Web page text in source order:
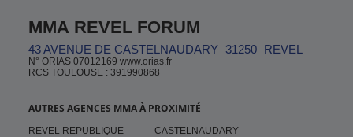
MMA REVEL FORUM
43 AVENUE DE CASTELNAUDARY 31250 REVEL
N° ORIAS 07012169 www.orias.fr
RCS TOULOUSE : 391990868
AUTRES AGENCES MMA À PROXIMITÉ
REVEL REPUBLIQUE
CASTELNAUDARY